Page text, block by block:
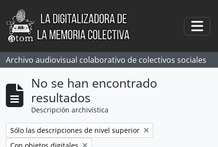
Skip to main content
Archivo audiovisual colaborativo de colectivos sociales
No se han encontrado
resultados
Descripción archivística
Remove filter:
Sólo las descripciones de nivel superior
Remove filter: